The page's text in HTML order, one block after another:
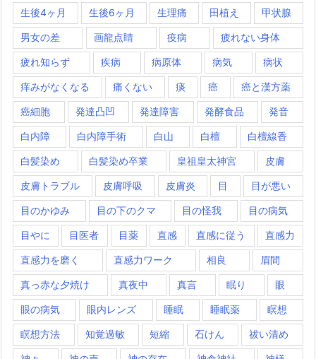
生後4ヶ月 生後6ヶ月 生理痛 田植え 甲状腺
男女の差 画龍点睛 疫病 疲れない身体
疲れ知らず 疾病 病原体 病気 病状
痒みがなくなる 痛くない 痰 癌 癌と漢方薬
癌細胞 発達凸凹 発達障害 発酵食品 発音
白内障 白内障手術 白山 白檀 白檀線香
白髪染め 白髪染め卒業 皇祖皇太神宮 皮膚
皮膚トラブル 皮膚呼吸 皮膚炎 目 目が悪い
目のかゆみ 目の下のクマ 目の怪我 目の病気
目やに 目医者 目薬 直感 直感に従う 直感力
直感力を磨く 直感力ワーク 相良 眉間
真っ赤な夕焼け 真夜中 真言 眠り 眼
眼の病気 眼内レンズ 睡眠 睡眠薬 瞑想
瞑想方法 知覚過敏 短縮 石けん 祓い清め